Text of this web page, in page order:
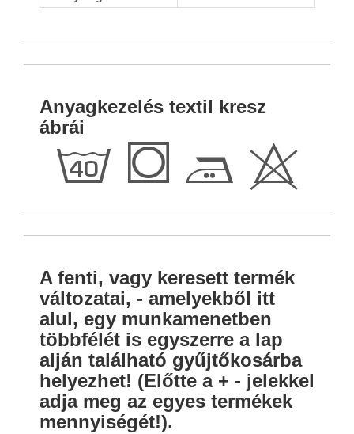
Anyagkezelés textil kresz
ábrái
h Q E H
A fenti, vagy keresett termék
változatai, - amelyekből itt
alul, egy munkamenetben
többfélét is egyszerre a lap
alján található gyűjtőkosárba
helyezhet! (Előtte a + - jelekkel
adja meg az egyes termékek
mennyiségét!).